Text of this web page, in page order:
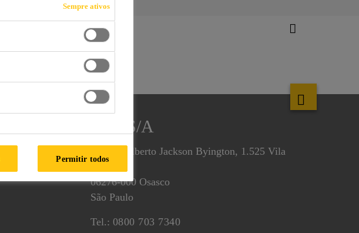
Sika S/A
Av. Dr. Alberto Jackson Byington, 1.525 Vila
06276-000 Osasco
São Paulo
Tel.: 0800 703 7340
Sempre ativos
Permitir todos